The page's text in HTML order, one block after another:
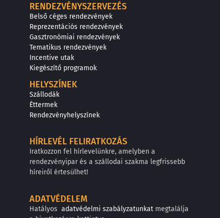
RENDEZVÉNYSZERVEZÉS
Belső céges rendezvények
Reprezentációs rendezvények
Gasztronómiai rendezvények
Tematikus rendezvények
Incentive utak
Kiegészítő programok
HELYSZÍNEK
Szállodák
Éttermek
Rendezvényhelyszínek
HÍRLEVÉL FELIRATKOZÁS
Iratkozzon fel hírlevelünkre, amelyben a
rendezvényipar és a szállodai szakma legfrissebb
híreiről értesülhet!
ADATVÉDELEM
Hatályos adatvédelmi szabályzatunkat megtalálja